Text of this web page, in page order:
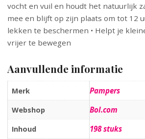
vocht en vuil en houdt het natuurlijk
mee en blijft op zijn plaats om tot 12
lekken te beschermen • Helpt je
vrijer te bewegen
Aanvullende informatie
Merk Pampers
Webshop Bol.com
Inhoud 198 stuks